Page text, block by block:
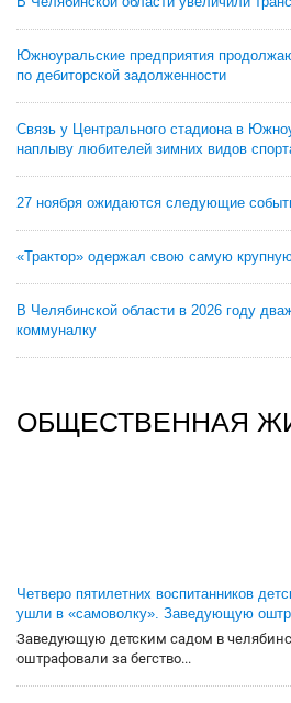
Южноуральские предприятия
по дебиторской задолженности
Связь у Центрального стадиона в
наплыву любителей зимних видов
27 ноября ожидаются следующие
«Трактор» одержал свою самую
В Челябинской области в 2026 году
коммуналку
ОБЩЕСТВЕННАЯ
Четверо пятилетних воспитанников
ушли в «самоволку». Заведующую
Заведующую детским садом в
оштрафовали за бегство...